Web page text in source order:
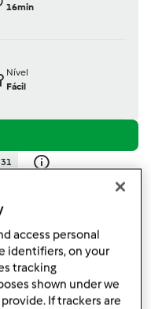
16min
Nível
Fácil
coleções
access personal
identifiers, on your
tracking
shown under we
If trackers are